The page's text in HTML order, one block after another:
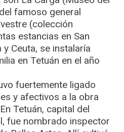
famoso general
(colección
estancias en San
y Ceuta, se instalaría
en Tetuán en el año
fuertemente ligado
y afectivos a la obra
Tetuán, capital del
fue nombrado inspector